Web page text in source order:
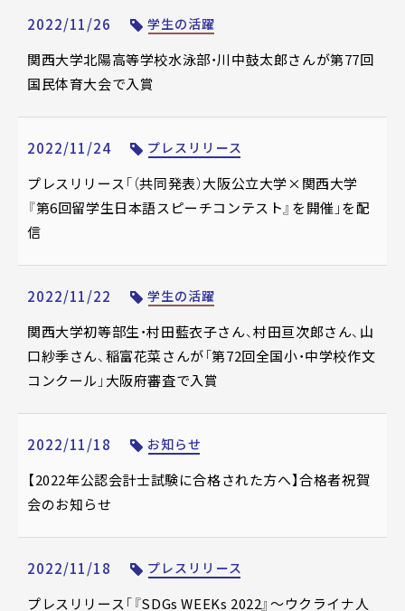
2022/11/26 学生の活躍
関西大学北陽高等学校水泳部・川中鼓太郎さんが第77回
国民体育大会で入賞
2022/11/24 プレスリリース
プレスリリース「（共同発表）大阪公立大学×関西大学
『第6回留学生日本語スピーチコンテスト』を開催」を配
信
2022/11/22 学生の活躍
関西大学初等部生・村田藍衣子さん、村田亘次郎さん、山
口紗季さん、稲富花菜さんが「第72回全国小・中学校作文
コンクール」大阪府審査で入賞
2022/11/18 お知らせ
【2022年公認会計士試験に合格された方へ】合格者祝賀
会のお知らせ
2022/11/18 プレスリリース
プレスリリース「『SDGs WEEKs 2022』～ウクライナ人